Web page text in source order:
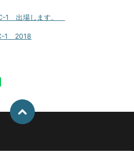
1 出場します。
1 2018